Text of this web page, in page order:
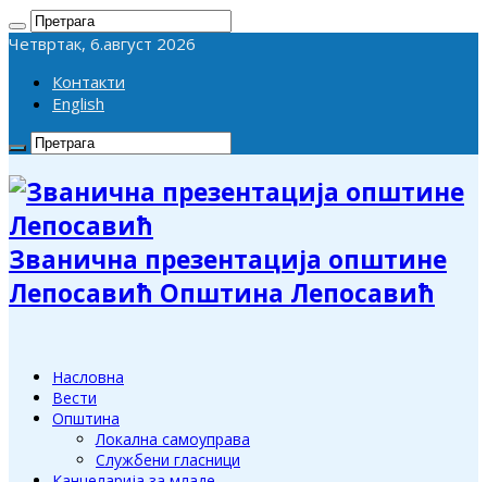
Четвртак, 6.август 2026
Контакти
English
Званична презентација општине
Лепосавић Општина Лепосавић
Насловна
Вести
Општина
Локална самоуправа
Службени гласници